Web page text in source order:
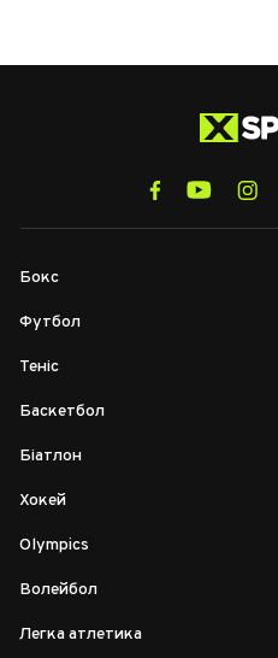
Бокс
Футбол
Теніс
Баскетбол
Біатлон
Хокей
Olympics
Волейбол
Легка атлетика